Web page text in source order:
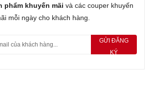
phẩm khuyến mãi và các couper khuyến
mỗi ngày cho khách hàng.
GỬI ĐĂNG
KÝ